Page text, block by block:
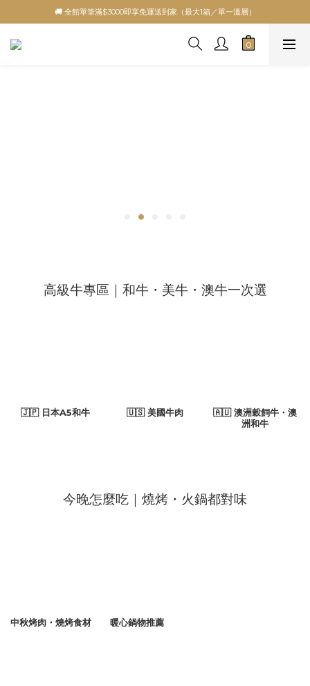
🚚 全館單筆滿$3000即享免運送到家（最大1箱／單一溫層）
高級牛專區｜和牛・美牛・澳牛一次選
🇯🇵 日本A5和牛 🇺🇸 美國牛肉
🇦🇺 澳洲穀飼牛・澳
洲和牛
今晚怎麼吃｜燒烤・火鍋都對味
中秋烤肉・燒烤食材 暖心鍋物推薦